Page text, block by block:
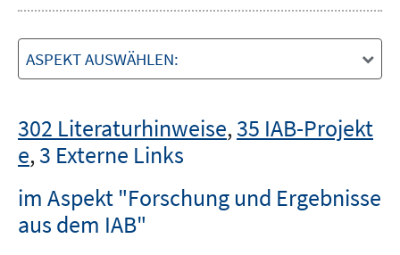
ASPEKT AUSWÄHLEN:
302 Literaturhinweise,35 IAB-Projekt
e,3 Externe Links
im Aspekt "Forschung und Ergebnisse
aus dem IAB"